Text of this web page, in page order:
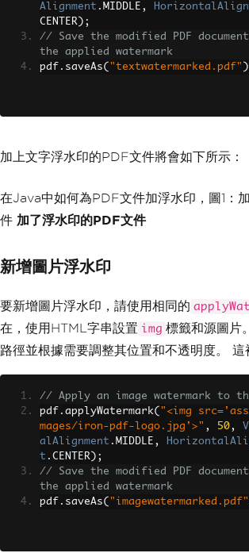
Alignment . MIDDLE ,
CENTER );
// Save the modified PDF
the applied watermark
pdf . saveAs( "textwatermarked.pdf"
加上文字浮水印的PDF文件將會如下所示：
在Java中如何為PDF文件加浮水印，圖1：
件 加了浮水印的PDF文件
新增圖片浮水印
要新增圖片浮水印，請使用相同的
在，使用HTML字串設置 img 標籤和源圖片
路徑並根據需要調整其位置和不透明度。 這
// Apply an image watermark to
pdf . applyWatermark( "<img
mages/iron-pdf-logo.jpg'>" , 50,
alAlignment . MIDDLE ,
t . CENTER );
// Save the modified PDF
the applied watermark
pdf . saveAs( "imagewatermarked.pdf"